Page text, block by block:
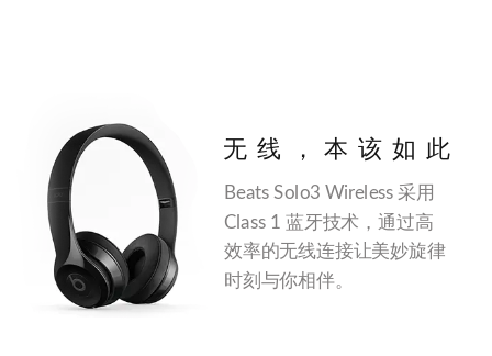
无线，本该如此
Beats Solo3 Wireless 采用
Class 1 蓝牙技术，通过高
效率的无线连接让美妙旋律
时刻与你相伴。